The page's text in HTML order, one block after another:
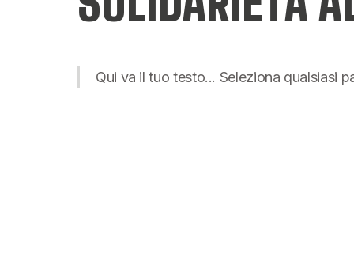
Qui va il tuo testo... Seleziona qualsiasi